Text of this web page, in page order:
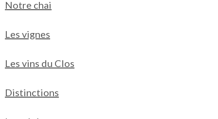
Notre chai
Les vignes
Les vins du Clos
Distinctions